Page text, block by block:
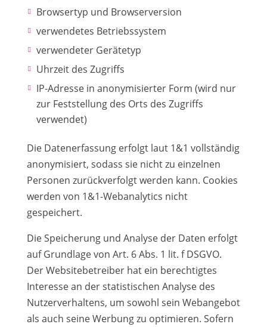
Browsertyp und Browserversion
verwendetes Betriebssystem
verwendeter Gerätetyp
Uhrzeit des Zugriffs
IP-Adresse in anonymisierter Form (wird nur
zur Feststellung des Orts des Zugriffs
verwendet)
Die Datenerfassung erfolgt laut 1&1 vollständig
anonymisiert, sodass sie nicht zu einzelnen
Personen zurückverfolgt werden kann. Cookies
werden von 1&1-Webanalytics nicht
gespeichert.
Die Speicherung und Analyse der Daten erfolgt
auf Grundlage von Art. 6 Abs. 1 lit. f DSGVO.
Der Websitebetreiber hat ein berechtigtes
Interesse an der statistischen Analyse des
Nutzerverhaltens, um sowohl sein Webangebot
als auch seine Werbung zu optimieren. Sofern